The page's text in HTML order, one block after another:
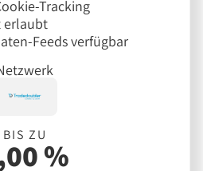
Tracking
erlaubt
Feeds verfügbar
BIS ZU
%